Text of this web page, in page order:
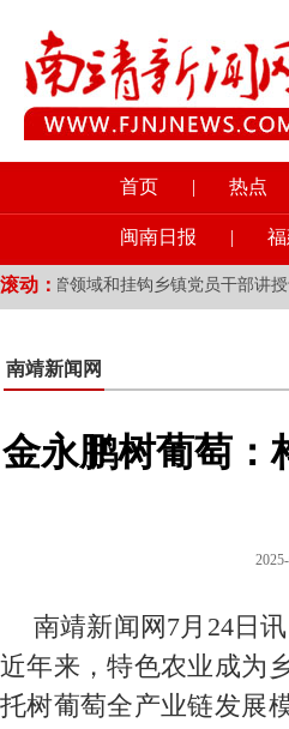
首页 | 热点
闽南日报 |
滚动：
分管领域和挂钩乡镇党员干部讲授专
南靖新闻网
金永鹏树葡萄：
南靖新闻网7月24日
近年来，特色农业成为
托树葡萄全产业链发展